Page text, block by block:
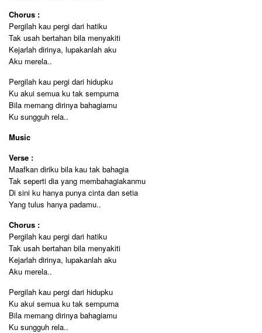
Chorus :
Pergilah kau pergi dari hatiku
Tak usah bertahan bila menyakiti
Kejarlah dirinya, lupakanlah aku
Aku merela..
Pergilah kau pergi dari hidupku
Ku akui semua ku tak sempurna
Bila memang dirinya bahagiamu
Ku sungguh rela..
Music
Verse :
Maafkan diriku bila kau tak bahagia
Tak seperti dia yang membahagiakanmu
Di sini ku hanya punya cinta dan setia
Yang tulus hanya padamu..
Chorus :
Pergilah kau pergi dari hatiku
Tak usah bertahan bila menyakiti
Kejarlah dirinya, lupakanlah aku
Aku merela..
Pergilah kau pergi dari hidupku
Ku akui semua ku tak sempurna
Bila memang dirinya bahagiamu
Ku sungguh rela..